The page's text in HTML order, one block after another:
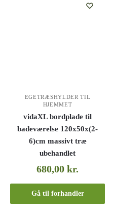
EGETRÆSHYLDER TIL
HJEMMET
vidaXL bordplade til
badeværelse 120x50x(2-
6)cm massivt træ
ubehandlet
680,00kr.
Gå til forhandler